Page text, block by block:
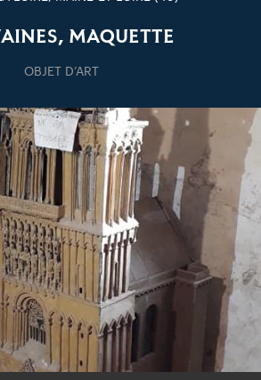
MAQUETTE
OBJET D’ART